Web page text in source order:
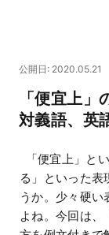
マネー
公開日: 2020.05.21
「便宜上」
対義語、英
「便宜上」と
る」といった表
うか。少々硬い
よね。今回は、